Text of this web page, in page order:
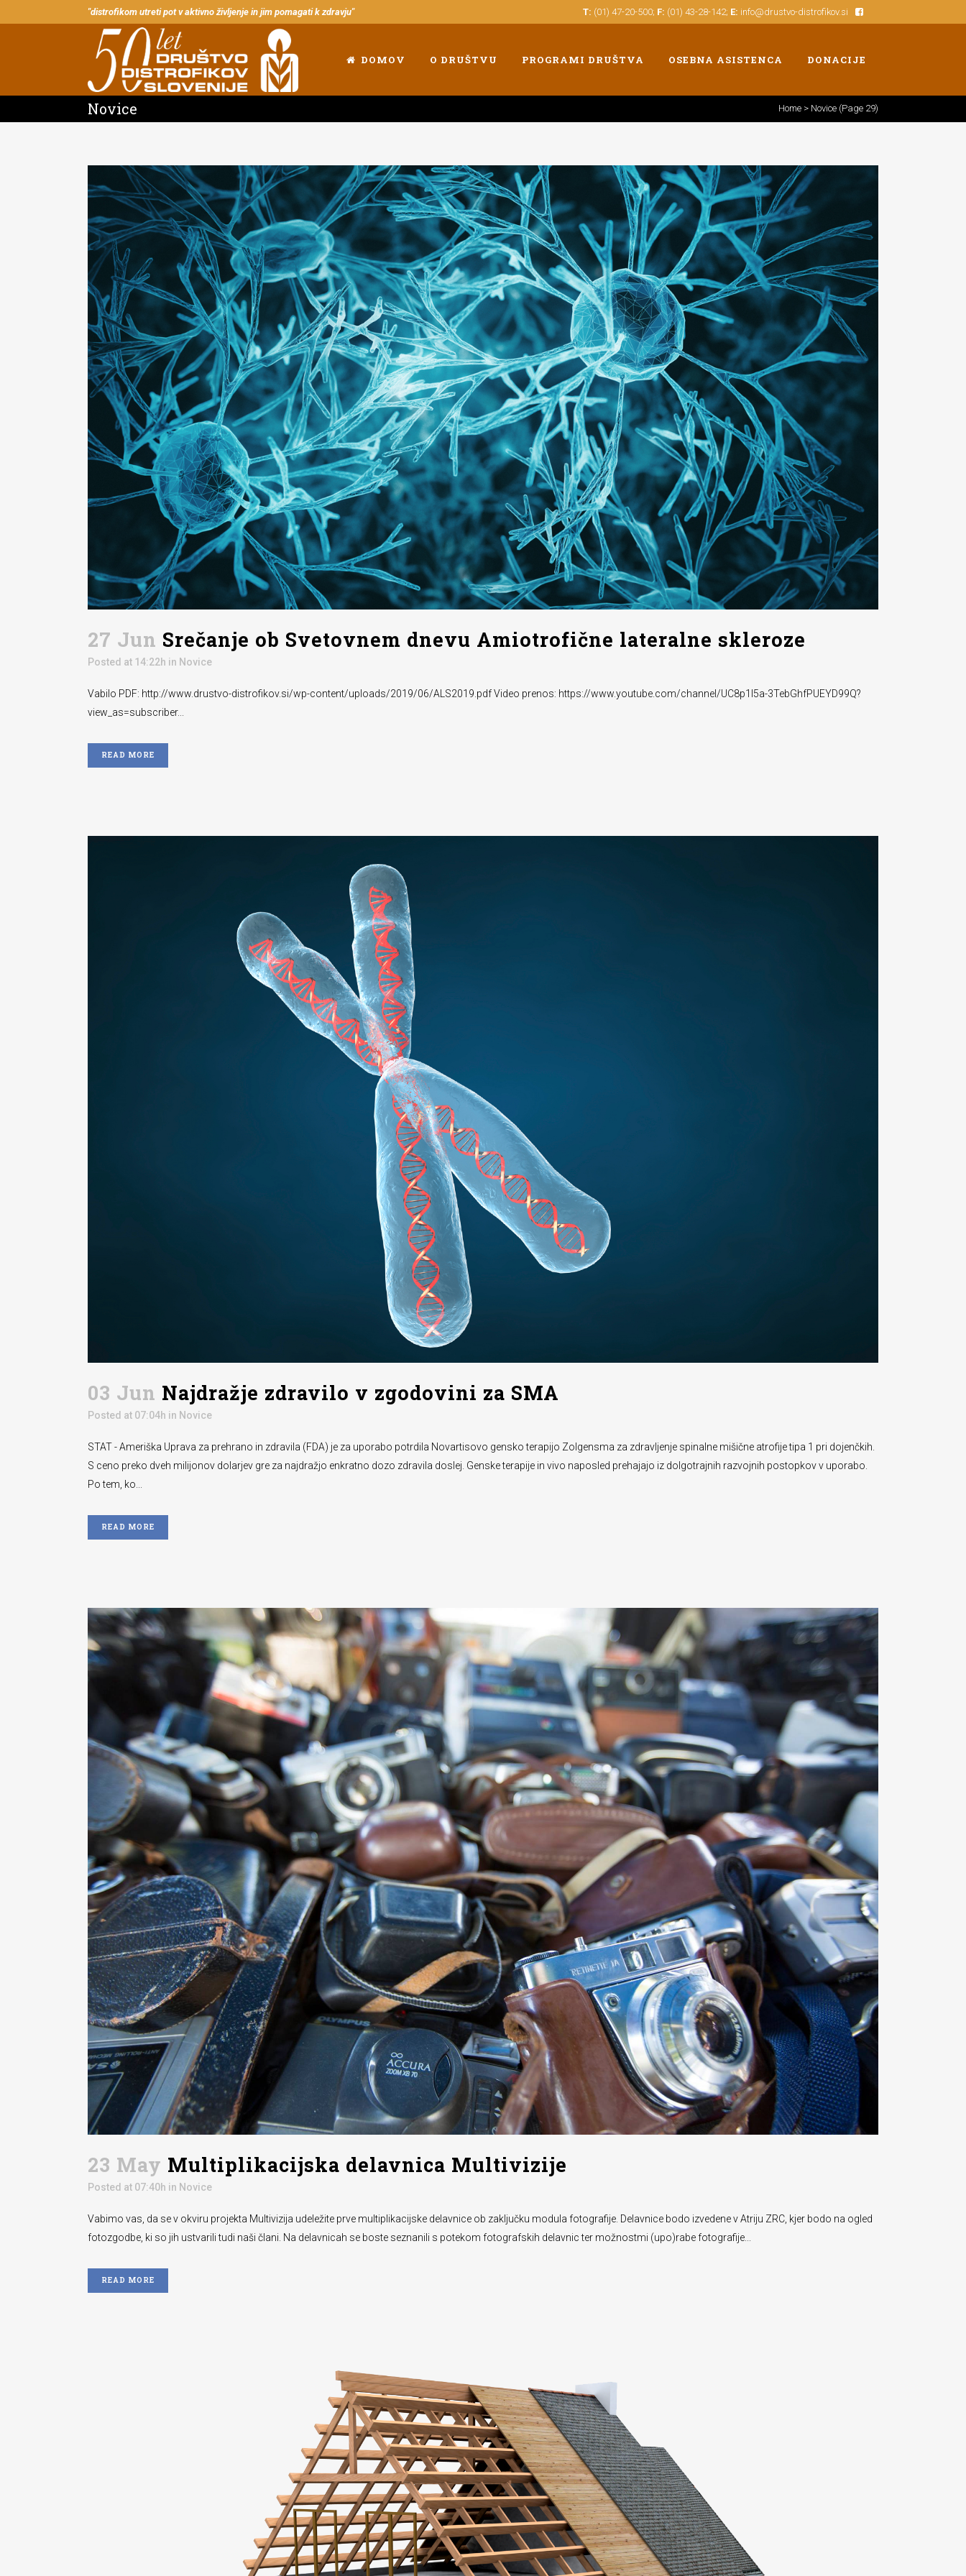
"distrofikom utreti pot v aktivno življenje in jim pomagati k zdravju" T: (01) 47-20-500; F: (01) 43-28-142; E: info@drustvo-distrofikov.si
DOMOV O DRUŠTVU PROGRAMI DRUŠTVA OSEBNA ASISTENCA DONACIJE
Novice Home > Novice (Page 29)
27 Jun Srečanje ob Svetovnem dnevu Amiotrofične lateralne skleroze
Posted at 14:22h in Novice
Vabilo PDF: http://www.drustvo-distrofikov.si/wp-content/uploads/2019/06/ALS2019.pdf Video prenos: https://www.youtube.com/channel/UC8p1I5a-3TebGhfPUEYD99Q?
view_as=subscriber...
READ MORE
03 Jun Najdražje zdravilo v zgodovini za SMA
Posted at 07:04h in Novice
STAT - Ameriška Uprava za prehrano in zdravila (FDA) je za uporabo potrdila Novartisovo gensko terapijo Zolgensma za zdravljenje spinalne mišične atrofije tipa 1 pri dojenčkih.
S ceno preko dveh milijonov dolarjev gre za najdražjo enkratno dozo zdravila doslej. Genske terapije in vivo naposled prehajajo iz dolgotrajnih razvojnih postopkov v uporabo.
Po tem, ko...
READ MORE
23 May Multiplikacijska delavnica Multivizije
Posted at 07:40h in Novice
Vabimo vas, da se v okviru projekta Multivizija udeležite prve multiplikacijske delavnice ob zaključku modula fotografije. Delavnice bodo izvedene v Atriju ZRC, kjer bodo na ogled
fotozgodbe, ki so jih ustvarili tudi naši člani. Na delavnicah se boste seznanili s potekom fotografskih delavnic ter možnostmi (upo)rabe fotografije...
READ MORE